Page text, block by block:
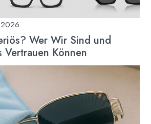
Wer Wir Sind und
Vertrauen Können